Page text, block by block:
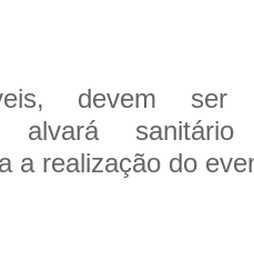
devem
alvará
a realização do